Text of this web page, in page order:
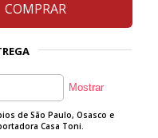
COMPRAR
de São Paulo, Osasco e
Casa Toni.